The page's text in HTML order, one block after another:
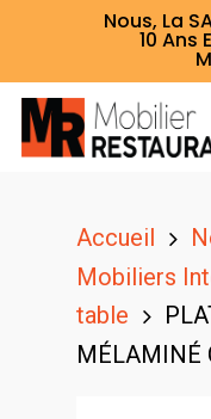
Nous, La
10 Ans
Hit enter to
Accueil
Mobiliers
table
MÉLAMINÉ